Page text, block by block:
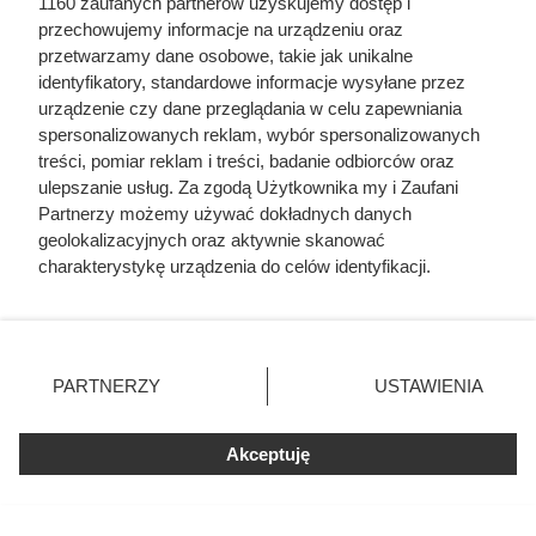
się nie zdarza. Dlatego ta promocja przyciąga tak
wielu do Dino
przechowujemy informacje na urządzeniu oraz
przetwarzamy dane osobowe, takie jak unikalne
identyfikatory, standardowe informacje wysyłane przez
urządzenie czy dane przeglądania w celu zapewniania
spersonalizowanych reklam, wybór spersonalizowanych
treści, pomiar reklam i treści, badanie odbiorców oraz
ulepszanie usług. Za zgodą Użytkownika my i Zaufani
Partnerzy możemy używać dokładnych danych
geolokalizacyjnych oraz aktywnie skanować
charakterystykę urządzenia do celów identyfikacji.
zmienić/wycofać klikając przycisk ustawień prywatności
znajdujący się w lewym dolnym rogu strony
rodzaje przetwarzania danych nie wymagają zgody
użytkownika, ale masz prawo sprzeciwić się takiemu
przetwarzaniu. Preferencje będą miały zastosowania tylko
PARTNERZY USTAWIENIA
Akceptuję